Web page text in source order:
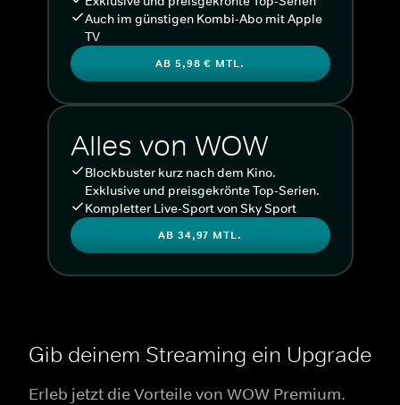
Auch im günstigen Kombi-Abo mit Apple
TV
AB 5,98 € MTL.
Alles von WOW
Blockbuster kurz nach dem Kino.
Exklusive und preisgekrönte Top-Serien.
Kompletter Live-Sport von Sky Sport
AB 34,97 MTL.
Gib deinem Streaming ein Upgrade
Erleb jetzt die Vorteile von WOW Premium.